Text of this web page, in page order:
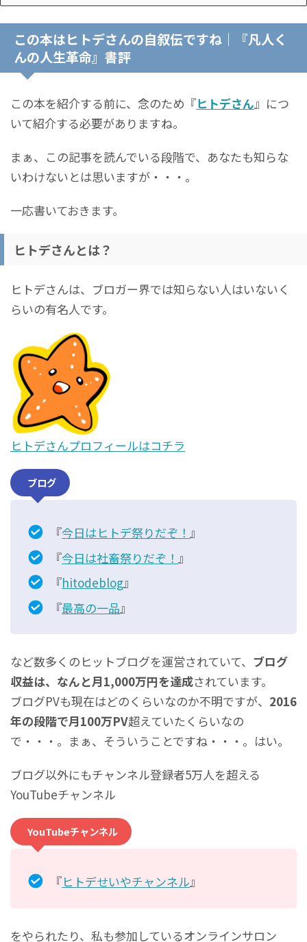
この本はヒトデさんの自叙伝ですね｜『凡人く
んの人生革命』書評
この本を紹介する前に、念のため『ヒトデさん』につ
いて紹介する必要がありますね。
まぁ、この記事を読んでいる段階で、あなたも知らな
いわけないとは思いますが・・・。
一応書いておきます。
ヒトデさんとは？
ヒトデさんは、ブロガー界では知らない人はいないく
らいの有名人です。
ヒトデさんプロフィールはコチラ
ブログ
『今日はヒトデ祭りだぞ！』
『今日は社畜祭りだぞ！ 』
『hitodeblog』
『最高の一品』
など数多くのヒットブログを運営されていて、 ブログ
収益は、なんと月1,000万円を達成されています。
ブログPVも現在はどのくらいなのか不明ですが、 2016
年の段階で月100万PV超えていたくらいなの
で・・・。まぁ、そういうことですね・・・。はい。
ブログ以外にもチャンネル登録者5万人を超える
YouTubeチャンネル
YouTubeチャンネル
『ヒトデせいやチャンネル』
をやられたり、私も参加しているオンラインサロン